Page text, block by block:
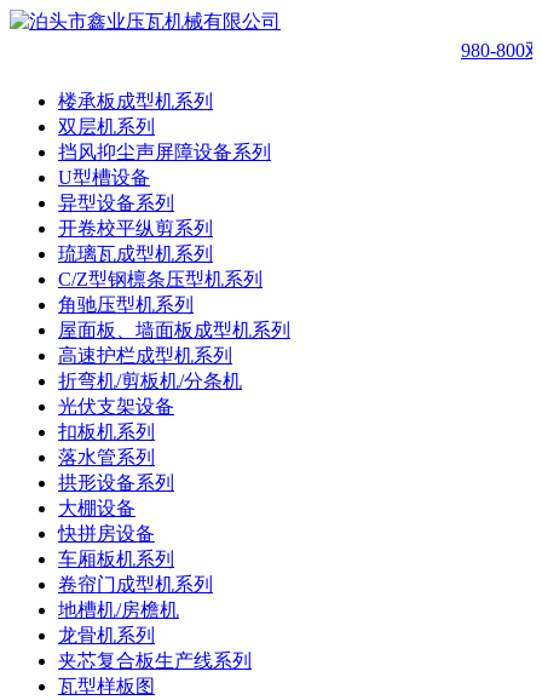
980-800
楼承板成型机系列
双层机系列
挡风抑尘声屏障设备系列
U型槽设备
异型设备系列
开卷校平纵剪系列
琉璃瓦成型机系列
C/Z型钢檩条压型机系列
角驰压型机系列
屋面板、墙面板成型机系列
高速护栏成型机系列
折弯机/剪板机/分条机
光伏支架设备
扣板机系列
落水管系列
拱形设备系列
大棚设备
快拼房设备
车厢板机系列
卷帘门成型机系列
地槽机/房檐机
龙骨机系列
夹芯复合板生产线系列
瓦型样板图